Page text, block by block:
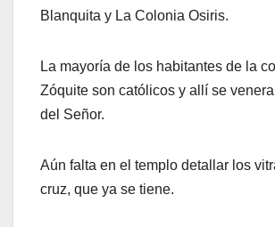
Blanquita y La Colonia Osiris.
La mayoría de los habitantes de la
Zóquite son católicos y allí se
del Señor.
Aún falta en el templo detallar los
cruz, que ya se tiene.